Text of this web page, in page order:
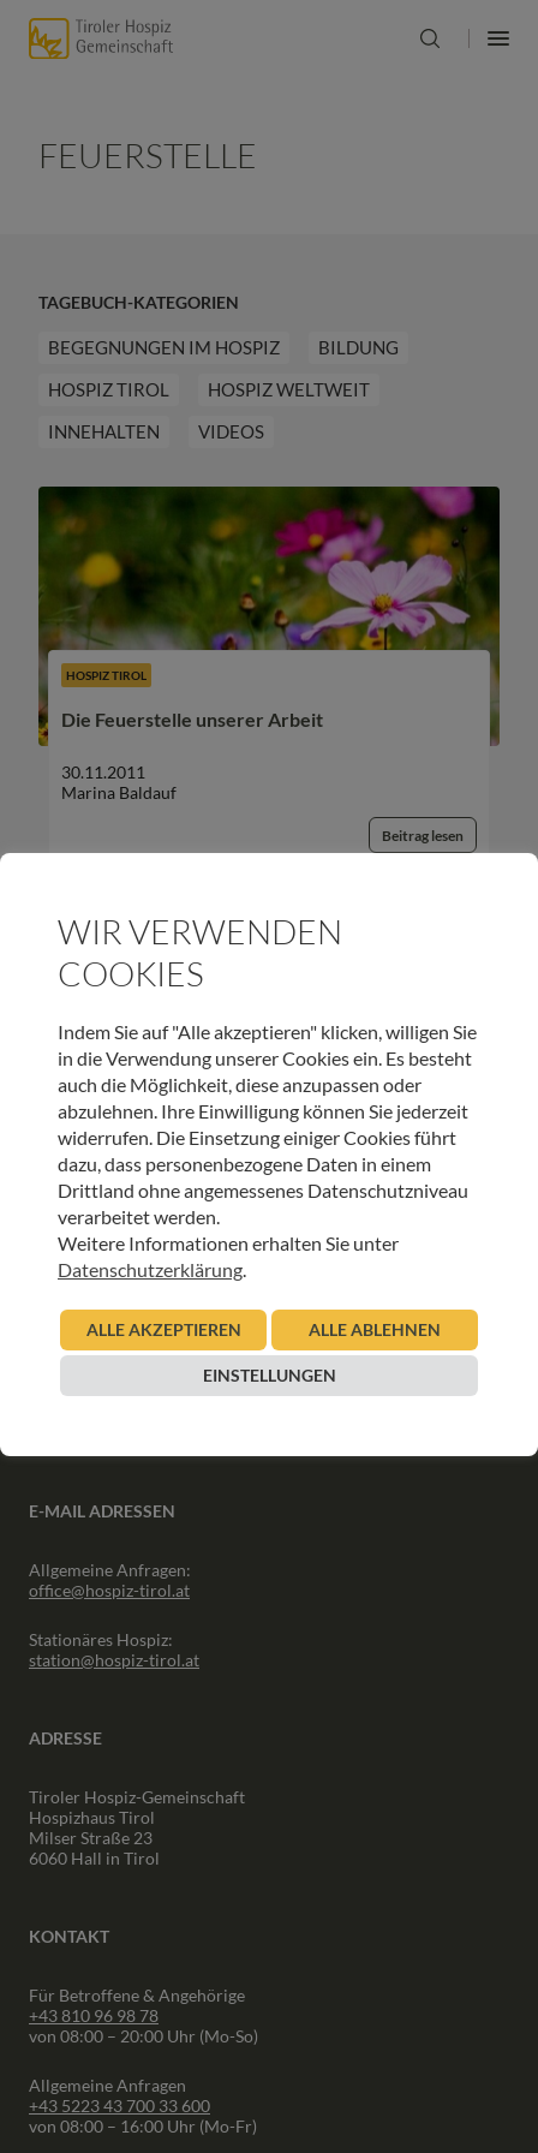
FEUERSTELLE
TAGEBUCH-KATEGORIEN
BEGEGNUNGEN IM HOSPIZ
BILDUNG
HOSPIZ TIROL
HOSPIZ WELTWEIT
INNEHALTEN
VIDEOS
HOSPIZ TIROL
Die Feuerstelle unserer Arbeit
30.11.2011
Marina Baldauf
Beitrag lesen
ANMELDEN
INFORMATIONEN
Downloads
Interner Bereich
Partner
E-MAIL ADRESSEN
Allgemeine Anfragen:
office@hospiz-tirol.at
Stationäres Hospiz:
station@hospiz-tirol.at
ADRESSE
Tiroler Hospiz-Gemeinschaft
Hospizhaus Tirol
Milser Straße 23
6060 Hall in Tirol
KONTAKT
Für Betroffene & Angehörige
+43 810 96 98 78
von 08:00 – 20:00 Uhr (Mo-So)
Allgemeine Anfragen
+43 5223 43 700 33 600
von 08:00 – 16:00 Uhr (Mo-Fr)
WIR VERWENDEN
COOKIES
Indem Sie auf "Alle akzeptieren" klicken, willigen Sie
in die Verwendung unserer Cookies ein. Es besteht
auch die Möglichkeit, diese anzupassen oder
abzulehnen. Ihre Einwilligung können Sie jederzeit
widerrufen. Die Einsetzung einiger Cookies führt
dazu, dass personenbezogene Daten in einem
Drittland ohne angemessenes Datenschutzniveau
verarbeitet werden.
Weitere Informationen erhalten Sie unter
Datenschutzerklärung.
ALLE AKZEPTIEREN ALLE ABLEHNEN
EINSTELLUNGEN